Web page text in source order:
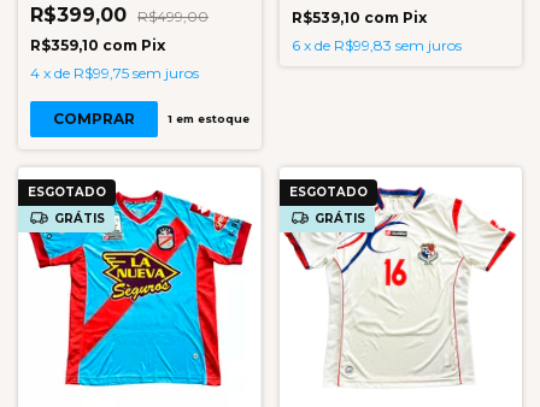
R$399,00 R$499,00
R$359,10 com Pix
4 x de R$99,75 sem juros
COMPRAR 1em estoque
R$539,10 com Pix
6 x de R$99,83 sem juros
ESGOTADO
GRÁTIS
ESGOTADO
GRÁTIS